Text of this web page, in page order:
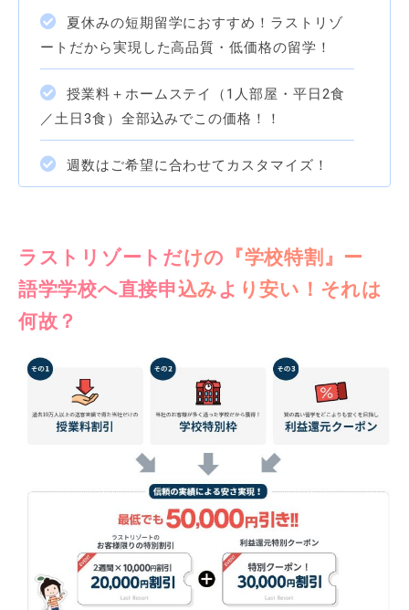
夏休みの短期留学におすすめ！ラストリゾ
ートだから実現した高品質・低価格の留学！
授業料＋ホームステイ（1人部屋・平日2食
／土日3食）全部込みでこの価格！！
週数はご希望に合わせてカスタマイズ！
ラストリゾートだけの『学校特割』ー
語学学校へ直接申込みより安い！それは
何故？